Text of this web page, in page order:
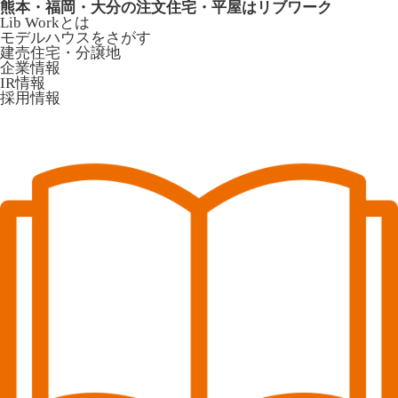
熊本・福岡・大分の注文住宅・平屋はリブワーク
Lib Workとは
モデルハウスをさがす
建売住宅・分譲地
企業情報
IR情報
採用情報